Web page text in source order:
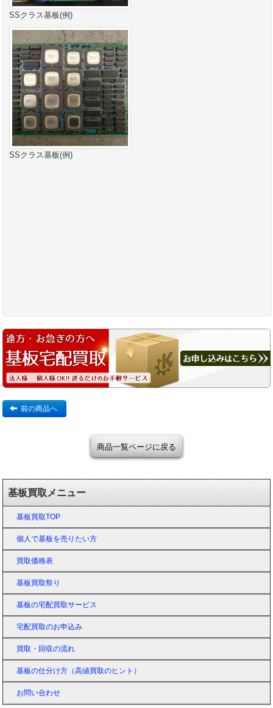
SSクラス基板(例)
SSクラス基板(例)
前の商品へ
商品一覧ページに戻る
基板買取メニュー
基板買取TOP
個人で基板を売りたい方
買取価格表
基板買取祭り
基板の宅配買取サービス
宅配買取のお申込み
買取・回収の流れ
基板の仕分け方（高値買取のヒント）
お問い合わせ